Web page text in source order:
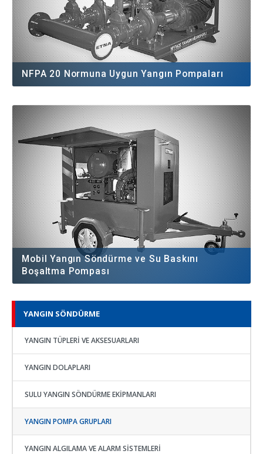
NFPA 20 Normuna Uygun Yangın Pompaları
Mobil Yangın Söndürme ve Su Baskını
Boşaltma Pompası
YANGIN SÖNDÜRME
YANGIN TÜPLERI VE AKSESUARLARI
YANGIN DOLAPLARI
SULU YANGIN SÖNDÜRME EKIPMANLARI
YANGIN POMPA GRUPLARI
YANGIN ALGILAMA VE ALARM SISTEMLERI